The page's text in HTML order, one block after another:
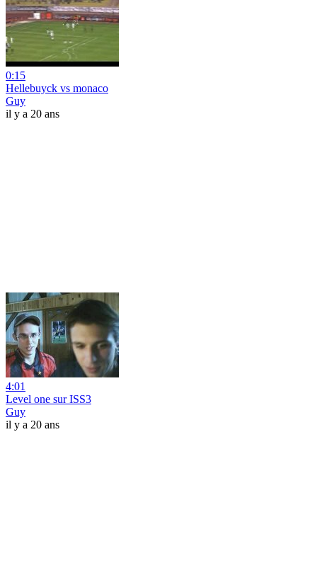
0:15
Hellebuyck vs monaco
Guy
il y a 20 ans
4:01
Level one sur ISS3
Guy
il y a 20 ans